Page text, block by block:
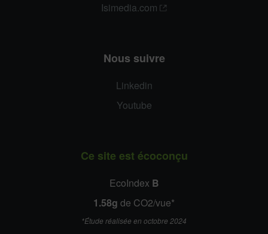
Isimedia.com
Nous suivre
Linkedin
Youtube
Ce site est écoconçu
EcoIndex B
1.58g de CO2/vue*
*Étude réalisée en octobre 2024